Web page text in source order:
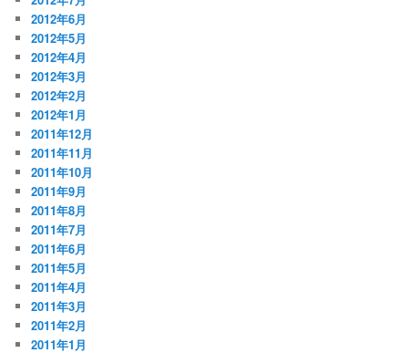
2012年6月
2012年5月
2012年4月
2012年3月
2012年2月
2012年1月
2011年12月
2011年11月
2011年10月
2011年9月
2011年8月
2011年7月
2011年6月
2011年5月
2011年4月
2011年3月
2011年2月
2011年1月